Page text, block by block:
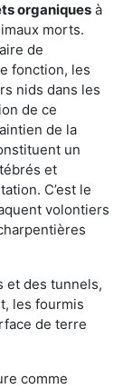
organiques à
morts.
de
fonction, les
nids dans les
de ce
de la
un
et
C’est le
volontiers
et des tunnels,
les fourmis
de terre
comme